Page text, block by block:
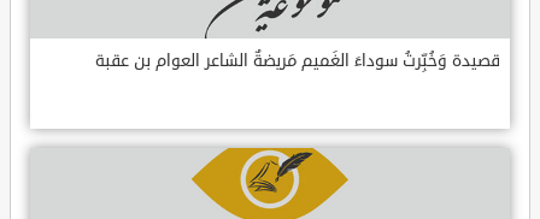
قصيدة وَخُبِّرتُ سوداءَ الغَميم مَريضةٌ الشاعر العوام بن عقبة